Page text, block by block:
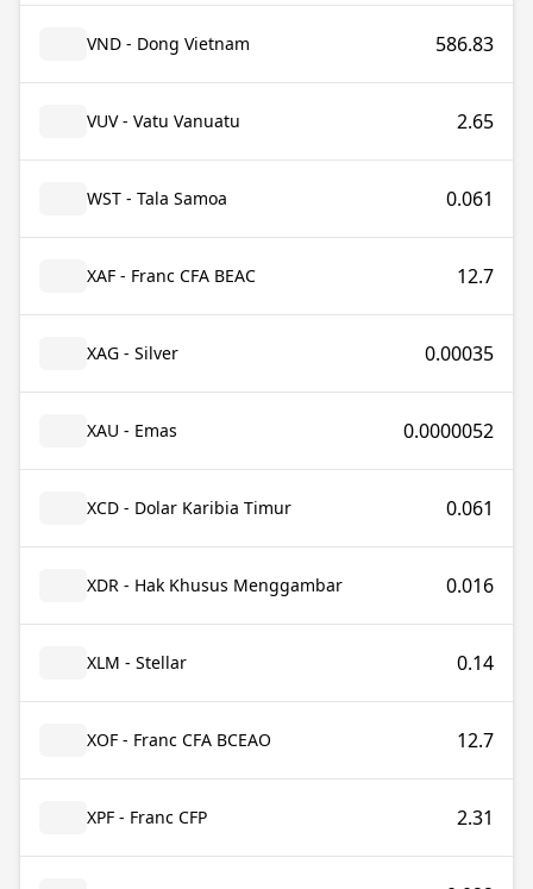
VND - Dong Vietnam 586.83
VUV - Vatu Vanuatu 2.65
WST - Tala Samoa 0.061
XAF - Franc CFA BEAC 12.7
XAG - Silver 0.00035
XAU - Emas 0.0000052
XCD - Dolar Karibia Timur 0.061
XDR - Hak Khusus Menggambar 0.016
XLM - Stellar 0.14
XOF - Franc CFA BCEAO 12.7
XPF - Franc CFP 2.31